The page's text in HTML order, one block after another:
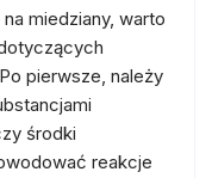
miedziany, warto
pierwsze, należy
środki
reakcje